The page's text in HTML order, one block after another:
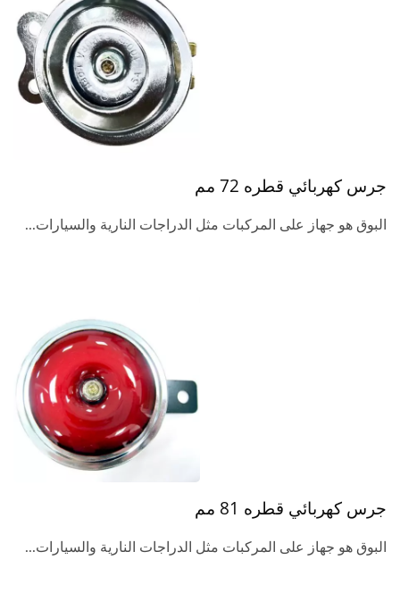
جرس كهربائي قطره 72 مم
البوق هو جهاز على المركبات مثل الدراجات النارية والسيارات...
جرس كهربائي قطره 81 مم
البوق هو جهاز على المركبات مثل الدراجات النارية والسيارات...